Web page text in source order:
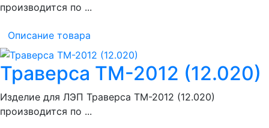
производится по ...
Описание товара
Траверса ТМ-2012 (12.020)
Изделие для ЛЭП Траверса ТМ-2012 (12.020)
производится по ...